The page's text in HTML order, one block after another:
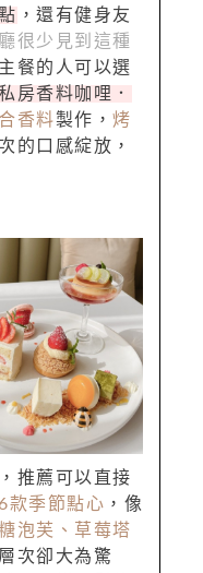
，還有健身友
很少見到這種
餐的人可以選
私房香料咖哩．
香料製作， 烤
的口感綻放，
推薦可以直接
6款季節點心 ，像
泡芙、草莓塔
次卻大為驚